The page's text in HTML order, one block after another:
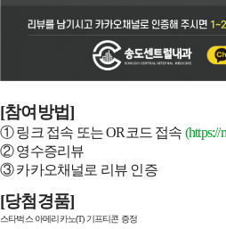
[참여방법]
① 링크 접속 또는 OR코드 접속 (https://
② 영수증리뷰
③ 카카오채널로 리뷰 인증
[당첨경품]
스타벅스 아메리카노(T) 기프티콘 증정